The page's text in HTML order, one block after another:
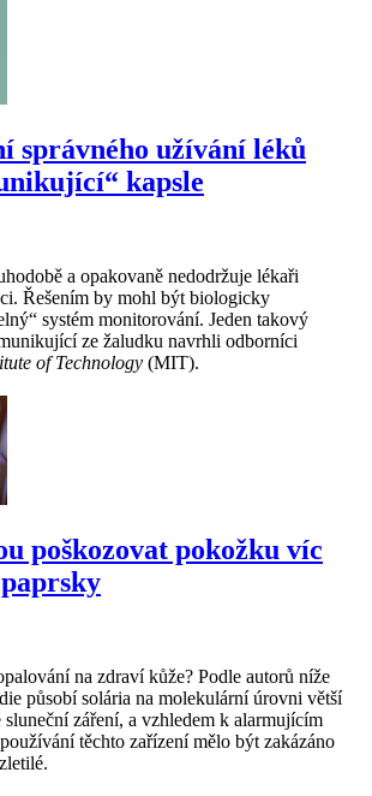
správného užívání léků
kapsle
a opakovaně nedodržuje lékaři
Řešením by mohl být biologicky
systém monitorování. Jeden takový
ze žaludku navrhli odborníci
of Technology (MIT).
poškozovat pokožku víc
na zdraví kůže? Podle autorů níže
působí solária na molekulární úrovni větší
sluneční záření, a vzhledem k alarmujícím
těchto zařízení mělo být zakázáno